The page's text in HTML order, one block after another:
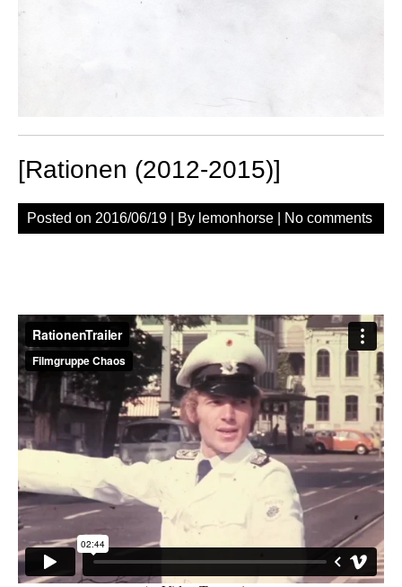
[Rationen (2012-2015)]
Posted on 2016/06/19 | By lemonhorse No comments